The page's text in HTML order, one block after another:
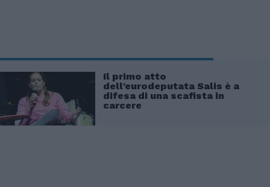
Il primo atto
dell'eurodeputata Salis è a
difesa di una scafista in
carcere